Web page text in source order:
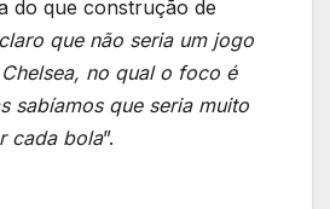
do que construção de
que não seria um jogo
no qual o foco é
sabíamos que seria muito
cada bola”.